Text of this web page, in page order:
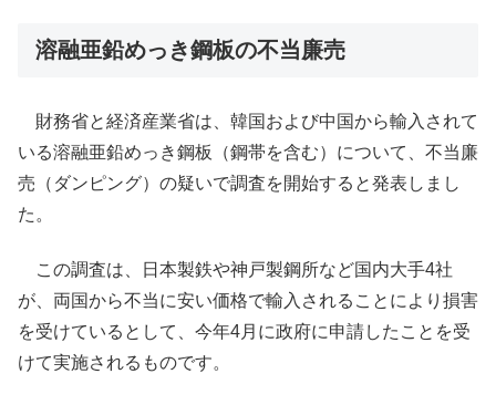
溶融亜鉛めっき鋼板の不当廉売
財務省と経済産業省は、韓国および中国から輸入されて
いる溶融亜鉛めっき鋼板（鋼帯を含む）について、不当廉
売（ダンピング）の疑いで調査を開始すると発表しまし
た。
この調査は、日本製鉄や神戸製鋼所など国内大手4社
が、両国から不当に安い価格で輸入されることにより損害
を受けているとして、今年4月に政府に申請したことを受
けて実施されるものです。